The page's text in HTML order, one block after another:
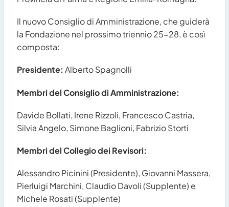
Il nuovo Consiglio di Amministrazione, che guiderà
la Fondazione nel prossimo triennio 25-28, è così
composta:
Presidente: Alberto Spagnolli
Membri del Consiglio di Amministrazione:
Davide Bollati, Irene Rizzoli, Francesco Castria,
Silvia Angelo, Simone Baglioni, Fabrizio Storti
Membri del Collegio dei Revisori:
Alessandro Picinini (Presidente), Giovanni Massera,
Pierluigi Marchini, Claudio Davoli (Supplente) e
Michele Rosati (Supplente)